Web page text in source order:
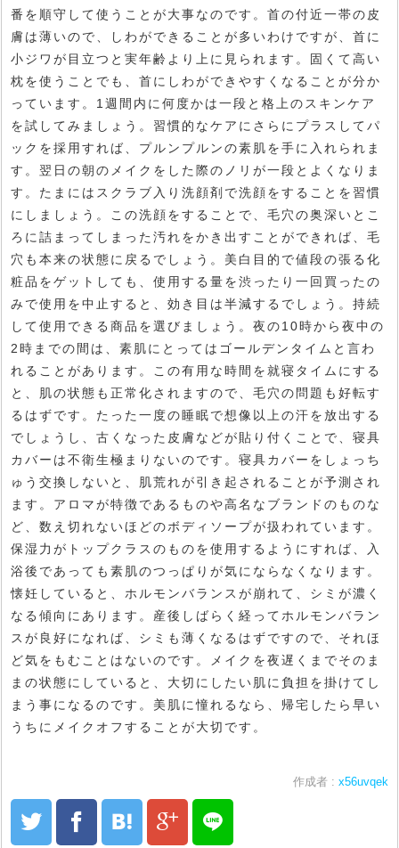
番を順守して使うことが大事なのです。首の付近一帯の皮
膚は薄いので、しわができることが多いわけですが、首に
小ジワが目立つと実年齢より上に見られます。固くて高い
枕を使うことでも、首にしわができやすくなることが分か
っています。1週間内に何度かは一段と格上のスキンケア
を試してみましょう。習慣的なケアにさらにプラスしてパ
ックを採用すれば、プルンプルンの素肌を手に入れられま
す。翌日の朝のメイクをした際のノリが一段とよくなりま
す。たまにはスクラブ入り洗顔剤で洗顔をすることを習慣
にしましょう。この洗顔をすることで、毛穴の奥深いとこ
ろに詰まってしまった汚れをかき出すことができれば、毛
穴も本来の状態に戻るでしょう。美白目的で値段の張る化
粧品をゲットしても、使用する量を渋ったり一回買ったの
みで使用を中止すると、効き目は半減するでしょう。持続
して使用できる商品を選びましょう。夜の10時から夜中の
2時までの間は、素肌にとってはゴールデンタイムと言わ
れることがあります。この有用な時間を就寝タイムにする
と、肌の状態も正常化されますので、毛穴の問題も好転す
るはずです。たった一度の睡眠で想像以上の汗を放出する
でしょうし、古くなった皮膚などが貼り付くことで、寝具
カバーは不衛生極まりないのです。寝具カバーをしょっち
ゅう交換しないと、肌荒れが引き起されることが予測され
ます。アロマが特徴であるものや高名なブランドのものな
ど、数え切れないほどのボディソープが扱われています。
保湿力がトップクラスのものを使用するようにすれば、入
浴後であっても素肌のつっぱりが気にならなくなります。
懐妊していると、ホルモンバランスが崩れて、シミが濃く
なる傾向にあります。産後しばらく経ってホルモンバラン
スが良好になれば、シミも薄くなるはずですので、それほ
ど気をもむことはないのです。メイクを夜遅くまでそのま
まの状態にしていると、大切にしたい肌に負担を掛けてし
まう事になるのです。美肌に憧れるなら、帰宅したら早い
うちにメイクオフすることが大切です。
作成者 : x56uvqek